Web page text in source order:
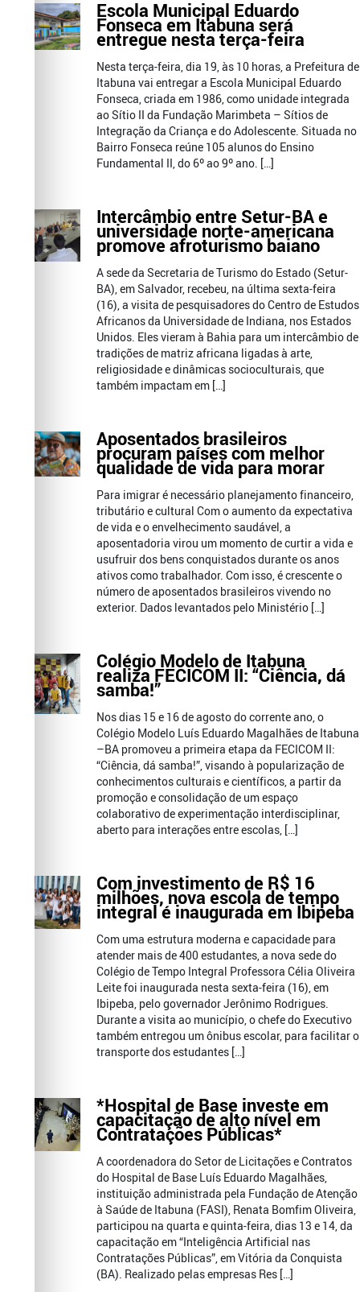
Escola Municipal Eduardo
Fonseca em Itabuna será
entregue nesta terça-feira
Nesta terça-feira, dia 19, às 10 horas, a Prefeitura de
Itabuna vai entregar a Escola Municipal Eduardo
Fonseca, criada em 1986, como unidade integrada
ao Sítio II da Fundação Marimbeta – Sítios de
Integração da Criança e do Adolescente. Situada no
Bairro Fonseca reúne 105 alunos do Ensino
Fundamental II, do 6º ao 9º ano. […]
Intercâmbio entre Setur-BA e
universidade norte-americana
promove afroturismo baiano
A sede da Secretaria de Turismo do Estado (Setur-
BA), em Salvador, recebeu, na última sexta-feira
(16), a visita de pesquisadores do Centro de Estudos
Africanos da Universidade de Indiana, nos Estados
Unidos. Eles vieram à Bahia para um intercâmbio de
tradições de matriz africana ligadas à arte,
religiosidade e dinâmicas socioculturais, que
também impactam em […]
Aposentados brasileiros
procuram países com melhor
qualidade de vida para morar
Para imigrar é necessário planejamento financeiro,
tributário e cultural Com o aumento da expectativa
de vida e o envelhecimento saudável, a
aposentadoria virou um momento de curtir a vida e
usufruir dos bens conquistados durante os anos
ativos como trabalhador. Com isso, é crescente o
número de aposentados brasileiros vivendo no
exterior. Dados levantados pelo Ministério […]
Colégio Modelo de Itabuna
realiza FECICOM II: “Ciência, dá
samba!”
Nos dias 15 e 16 de agosto do corrente ano, o
Colégio Modelo Luís Eduardo Magalhães de Itabuna
–BA promoveu a primeira etapa da FECICOM II:
“Ciência, dá samba!”, visando à popularização de
conhecimentos culturais e científicos, a partir da
promoção e consolidação de um espaço
colaborativo de experimentação interdisciplinar,
aberto para interações entre escolas, […]
Com investimento de R$ 16
milhões, nova escola de tempo
integral é inaugurada em Ibipeba
Com uma estrutura moderna e capacidade para
atender mais de 400 estudantes, a nova sede do
Colégio de Tempo Integral Professora Célia Oliveira
Leite foi inaugurada nesta sexta-feira (16), em
Ibipeba, pelo governador Jerônimo Rodrigues.
Durante a visita ao município, o chefe do Executivo
também entregou um ônibus escolar, para facilitar o
transporte dos estudantes […]
*Hospital de Base investe em
capacitação de alto nível em
Contratações Públicas*
A coordenadora do Setor de Licitações e Contratos
do Hospital de Base Luís Eduardo Magalhães,
instituição administrada pela Fundação de Atenção
à Saúde de Itabuna (FASI), Renata Bomfim Oliveira,
participou na quarta e quinta-feira, dias 13 e 14, da
capacitação em “Inteligência Artificial nas
Contratações Públicas”, em Vitória da Conquista
(BA). Realizado pelas empresas Res […]